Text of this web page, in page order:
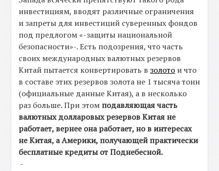
инвестициям, вводят различные ограничения
и запреты для инвестиций суверенных фондов
под предлогом «-защиты национальной
безопасности»-. Есть подозрения, что часть
своих международных валютных резервов
Китай пытается конвертировать взолото и что
в составе этих резервов золота не 1 тысяча тонн
(официальные данные Китая), а в несколько
раз больше. При этом подавляющая часть
валютных долларовых резервов Китая не
работает, вернее она работает, но в интересах
не Китая, а Америки, получающей практически
бесплатные кредиты от Поднебесной.
-